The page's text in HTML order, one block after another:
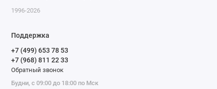
1996-2026
Поддержка
+7 (499) 653 78 53
+7 (968) 811 22 33
Обратный звонок
Будни, с 09:00 до 18:00 по Мск